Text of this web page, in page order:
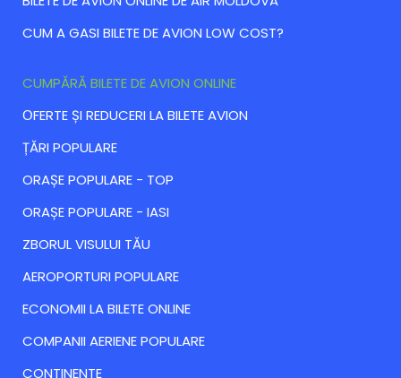
CUM A GASI BILETE DE AVION LOW COST?
CUMPĂRĂ BILETE DE AVION ONLINE
ОFERTE ȘI REDUCERI LA BILETE AVION
ȚĂRI POPULARE
ORAȘE POPULARE - TOP
ORAȘE POPULARE - IASI
ZBORUL VISULUI TĂU
AEROPORTURI POPULARE
ECONOMII LA BILETE ONLINE
COMPANII AERIENE POPULARE
CONTINENTE